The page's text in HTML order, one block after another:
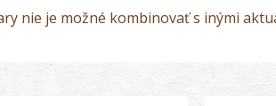
nie je možné kombinovať s inými